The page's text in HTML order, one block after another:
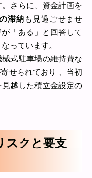
さらに、資金計画を
滞納 も見過ごせませ
「ある」と回答して
っています。
式駐車場の維持費な
せられており 、当初
越した積立金設定の
スクと要支